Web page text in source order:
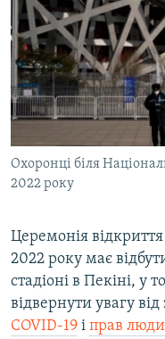
СПЕЦПРОЕКТИ
ДЕПОРТАЦІЯ
ВІДЕОУРОКИ «ELIFBE»
СВІДЧЕННЯ ОКУПАЦІЇ
УКРАЇНСЬКА ПРОБЛЕМА
ІНФОГРАФІКА
ЯК ОБІЙТИ
Русский
Qırımtatar
ДОЛУЧАЙСЯ!
Усі сайти RFE/RL
Охоронці біля
2022 року
Церемонія
2022 року має
стадіоні в Пекіні, у
відвернути увагу
COVID-19 і прав